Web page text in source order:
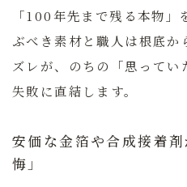
「100年先まで残る本物」
ぶべき素材と職人は根底か
ズレが、のちの「思ってい
失敗に直結します。
安価な金箔や合成接着
悔」